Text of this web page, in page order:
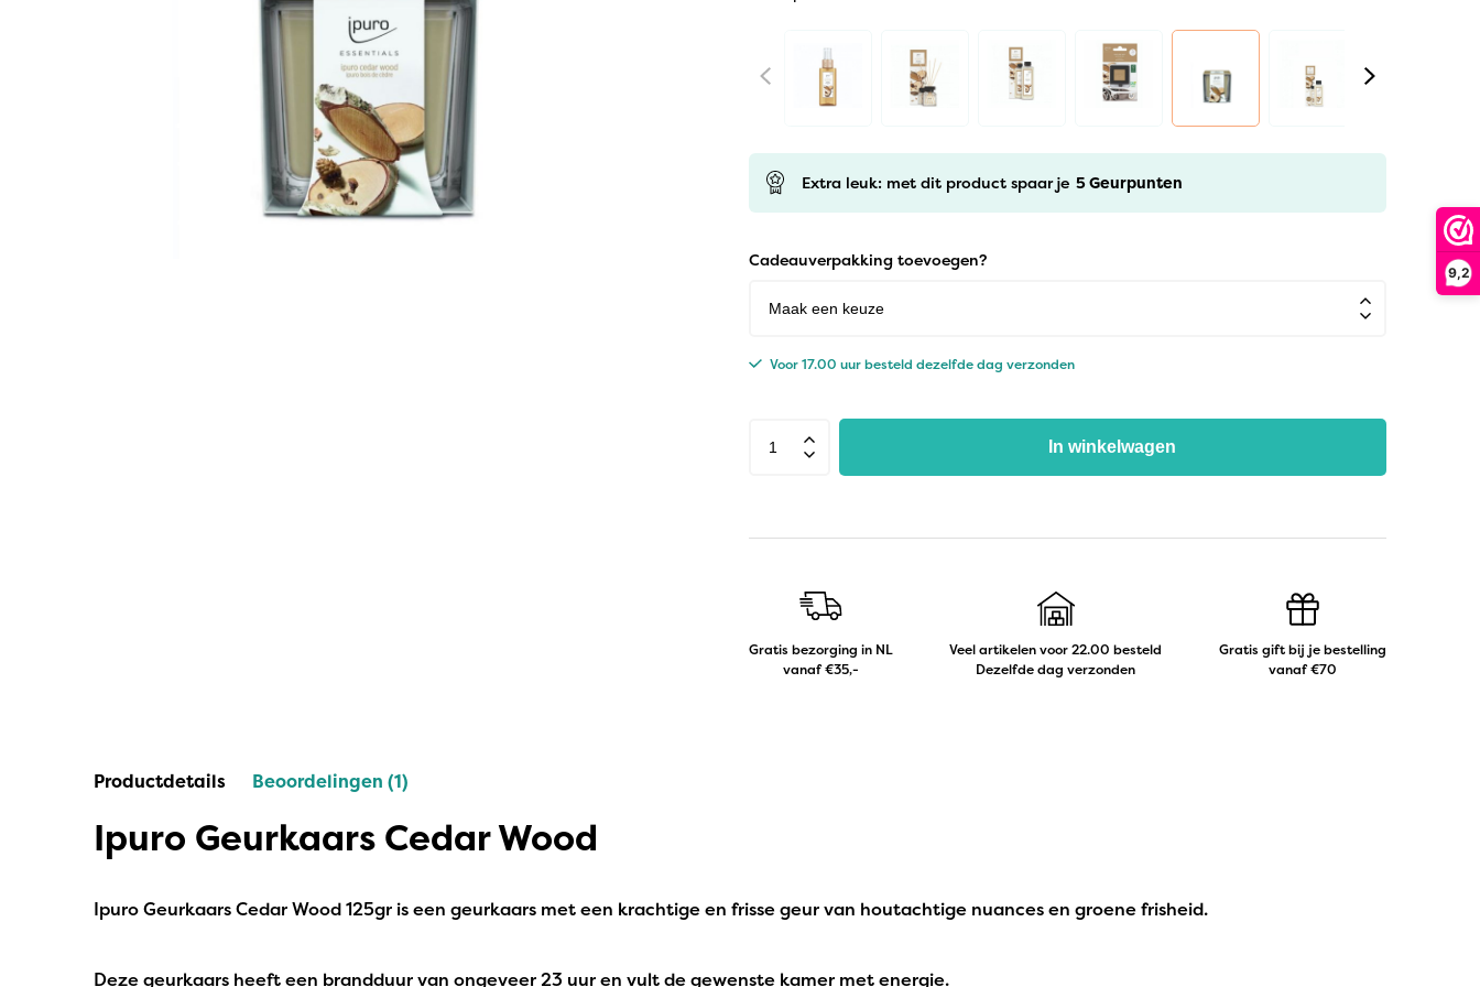
9,2
Horomia Wasparfum
Joeff Muuss
Home Society
Extra leuk: met dit product spaar je 5Geurpunten
Cadeauverpakking toevoegen?
Voor 17.00 uur besteld dezelfde dag verzonden
In winkelwagen
Gratis bezorging in NL
vanaf €35,-
Veel artikelen voor 22.00 besteld
Dezelfde dag verzonden
Gratis gift bij je bestelling
vanaf €70
Productdetails Beoordelingen (1)
Ipuro Geurkaars Cedar Wood
Ipuro Geurkaars Cedar Wood 125gr is een geurkaars met een krachtige en frisse geur van houtachtige nuances en groene frisheid.
Deze geurkaars heeft een brandduur van ongeveer 23 uur en vult de gewenste kamer met energie.